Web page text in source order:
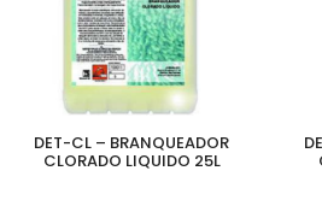
DET-CL – BRANQUEADOR
CLORADO LIQUIDO 25L